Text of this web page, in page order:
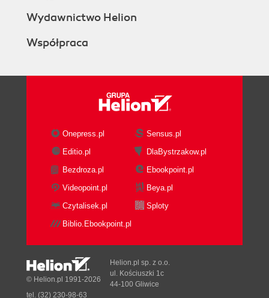
Wydawnictwo Helion
Współpraca
Onepress.pl
Sensus.pl
Editio.pl
DlaBystrzakow.pl
Bezdroza.pl
Ebookpoint.pl
Videopoint.pl
Beya.pl
Czytalisek.pl
Sploty
Biblio.Ebookpoint.pl
© Helion.pl 1991-2026
Helion.pl sp. z o.o.
ul. Kościuszki 1c
44-100 Gliwice
tel. (32) 230-98-63